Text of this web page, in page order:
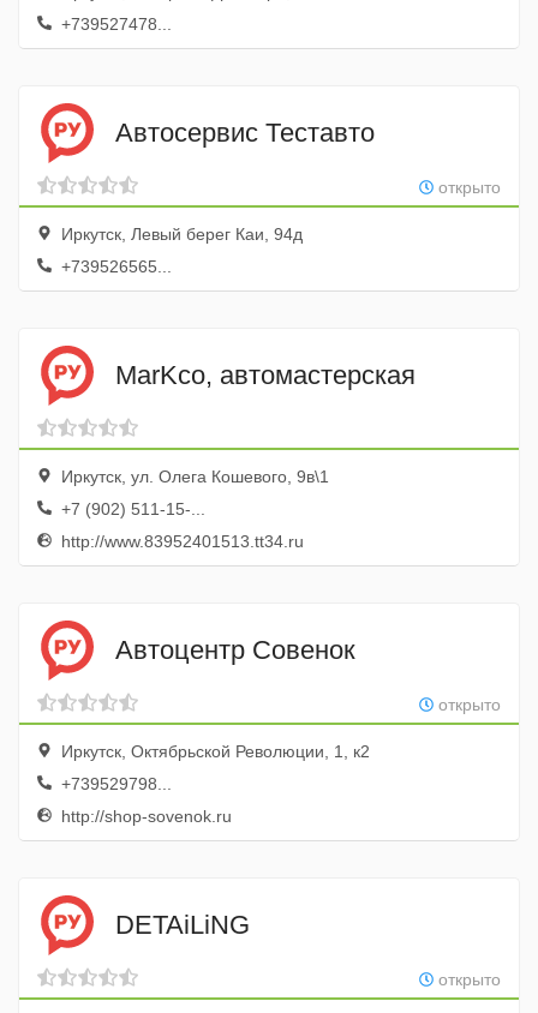
+739527478...
Автосервис Теставто
открыто
Иркутск, Левый берег Каи, 94д
+739526565...
MarKсо, автомастерская
Иркутск, ул. Олега Кошевого, 9в\1
+7 (902) 511-15-...
http://www.83952401513.tt34.ru
Автоцентр Совенок
открыто
Иркутск, Октябрьской Революции, 1, к2
+739529798...
http://shop-sovenok.ru
DETAiLiNG
открыто